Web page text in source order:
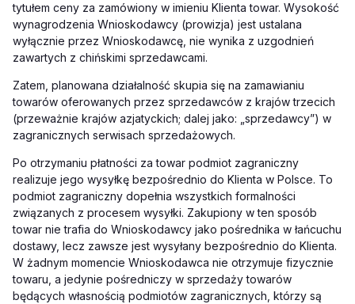
tytułem ceny za zamówiony w imieniu Klienta towar. Wysokość
wynagrodzenia Wnioskodawcy (prowizja) jest ustalana
wyłącznie przez Wnioskodawcę, nie wynika z uzgodnień
zawartych z chińskimi sprzedawcami.
Zatem, planowana działalność skupia się na zamawianiu
towarów oferowanych przez sprzedawców z krajów trzecich
(przeważnie krajów azjatyckich; dalej jako: „sprzedawcy”) w
zagranicznych serwisach sprzedażowych.
Po otrzymaniu płatności za towar podmiot zagraniczny
realizuje jego wysyłkę bezpośrednio do Klienta w Polsce. To
podmiot zagraniczny dopełnia wszystkich formalności
związanych z procesem wysyłki. Zakupiony w ten sposób
towar nie trafia do Wnioskodawcy jako pośrednika w łańcuchu
dostawy, lecz zawsze jest wysyłany bezpośrednio do Klienta.
W żadnym momencie Wnioskodawca nie otrzymuje fizycznie
towaru, a jedynie pośredniczy w sprzedaży towarów
będących własnością podmiotów zagranicznych, którzy są